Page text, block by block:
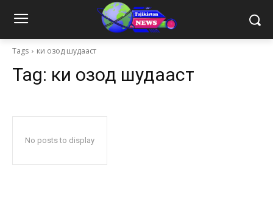
Tags ки озод шудааст
Tag: ки озод шудааст
No posts to display